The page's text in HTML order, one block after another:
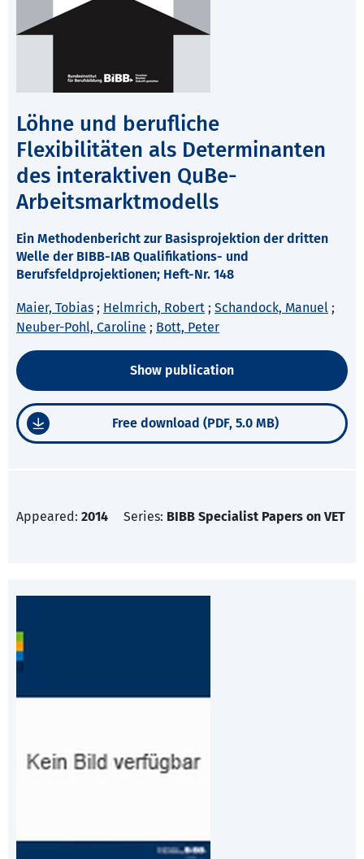
Löhne und berufliche
Flexibilitäten als Determinanten
des interaktiven QuBe-
Arbeitsmarktmodells
Ein Methodenbericht zur Basisprojektion der dritten
Welle der BIBB-IAB Qualifikations- und
Berufsfeldprojektionen; Heft-Nr. 148
Maier, Tobias ; Helmrich, Robert ; Schandock, Manuel ;
Neuber-Pohl, Caroline ; Bott, Peter
Show publication
Free download (PDF, 5.0 MB)
Appeared: 2014 Series: BIBB Specialist Papers on VET